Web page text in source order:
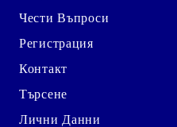
Чести Въпроси
Регистрация
Контакт
Търсене
Лични Данни